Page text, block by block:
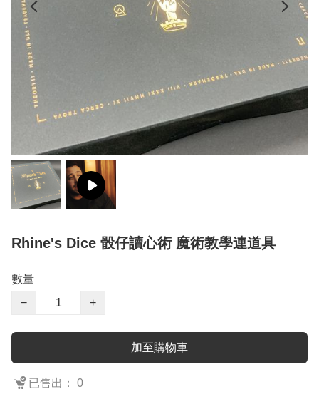
Rhine's Dice 骰仔讀心術 魔術教學連道具
數量
−
+
加至購物車
已售出： 0